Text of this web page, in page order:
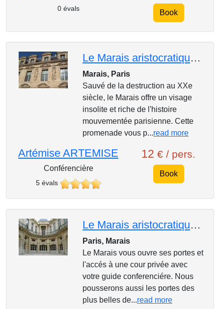
0 évals Book
Le Marais aristocratique de la place des Vosges au quartier juif
Marais, Paris
Sauvé de la destruction au XXe
siècle, le Marais offre un visage
insolite et riche de l'histoire
mouvementée parisienne. Cette
promenade vous p...read more
Artémise ARTEMISE
Conférencière
5 évals
12 € / pers.
Book
Le Marais aristocratique et les plus beaux Hôtels Particuliers
Paris, Marais
Le Marais vous ouvre ses portes et
l'accés à une cour privée avec
votre guide conferenciére. Nous
pousserons aussi les portes des
plus belles de...read more